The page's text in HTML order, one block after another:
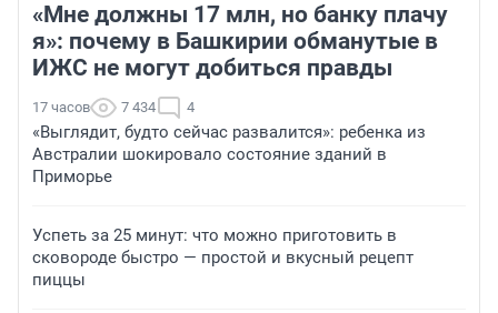
«Мне должны 17 млн, но банку плачу
я»: почему в Башкирии обманутые в
ИЖС не могут добиться правды
17 часов 7 434 4
«Выглядит, будто сейчас развалится»: ребенка из
Австралии шокировало состояние зданий в
Приморье
Успеть за 25 минут: что можно приготовить в
сковороде быстро — простой и вкусный рецепт
пиццы